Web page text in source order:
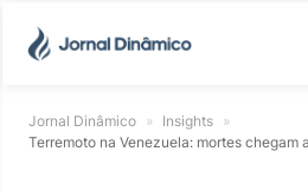
Jornal Dinâmico » Insights »
Terremoto na Venezuela: mortes chegam